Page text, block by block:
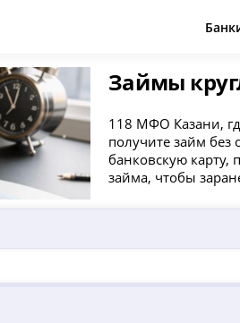
Займы
118 МФО Казани,
получите займ без
банковскую карту,
займа, чтобы